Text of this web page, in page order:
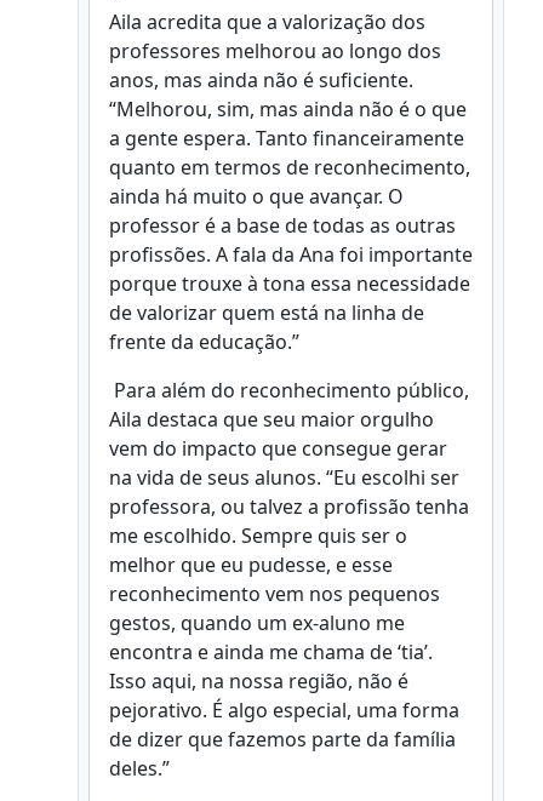
Aila acredita que a valorização dos
professores melhorou ao longo dos
anos, mas ainda não é suficiente.
“Melhorou, sim, mas ainda não é o que
a gente espera. Tanto financeiramente
quanto em termos de reconhecimento,
ainda há muito o que avançar. O
professor é a base de todas as outras
profissões. A fala da Ana foi importante
porque trouxe à tona essa necessidade
de valorizar quem está na linha de
frente da educação.”
Para além do reconhecimento público,
Aila destaca que seu maior orgulho
vem do impacto que consegue gerar
na vida de seus alunos. “Eu escolhi ser
professora, ou talvez a profissão tenha
me escolhido. Sempre quis ser o
melhor que eu pudesse, e esse
reconhecimento vem nos pequenos
gestos, quando um ex-aluno me
encontra e ainda me chama de ‘tia’.
Isso aqui, na nossa região, não é
pejorativo. É algo especial, uma forma
de dizer que fazemos parte da família
deles.”